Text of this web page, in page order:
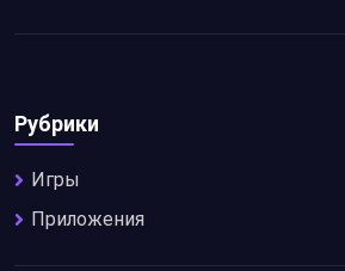
Рубрики
Игры
Приложения